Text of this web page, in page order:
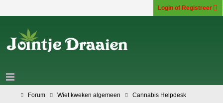
Login of Registreer
Forum Wiet kweken algemeen
Cannabis Helpdesk